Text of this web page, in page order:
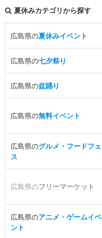
夏休みカテゴリから探す
広島県の夏休みイベント
広島県の七夕祭り
広島県の盆踊り
広島県の無料イベント
広島県のグルメ・フードフェ
ス
広島県のフリーマーケット
広島県のアニメ・ゲームイベ
ント